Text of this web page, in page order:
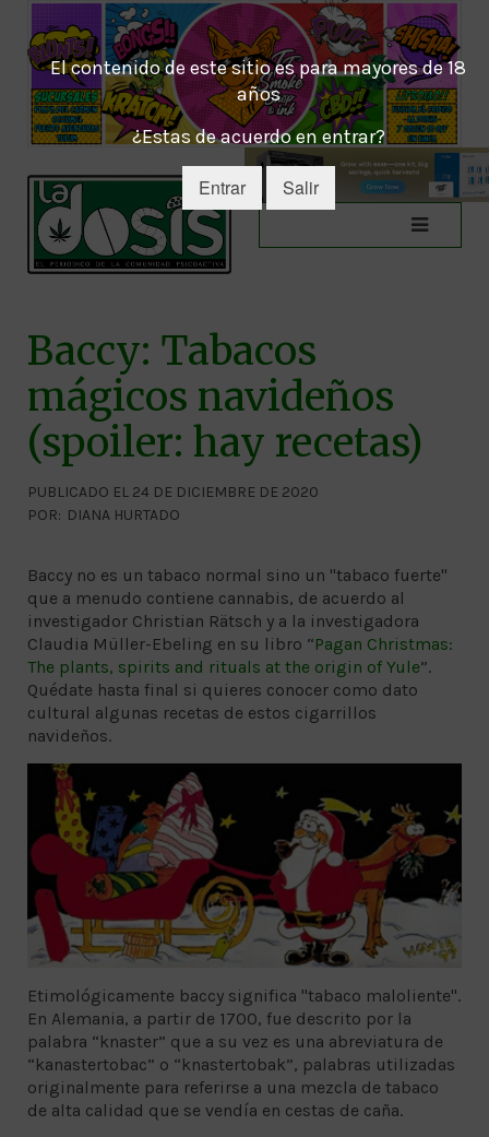
El contenido de este sitio es para mayores de 18
años
¿Estas de acuerdo en entrar?
Entrar Salir
Baccy: Tabacos
mágicos navideños
(spoiler: hay recetas)
PUBLICADO EL 24 DE DICIEMBRE DE 2020
POR: DIANA HURTADO
Baccy no es un tabaco normal sino un "tabaco fuerte"
que a menudo contiene cannabis, de acuerdo al
investigador Christian Rätsch y a la investigadora
Claudia Müller-Ebeling en su libro “Pagan Christmas:
The plants, spirits and rituals at the origin of Yule”.
Quédate hasta final si quieres conocer como dato
cultural algunas recetas de estos cigarrillos
navideños.
Etimológicamente baccy significa "tabaco maloliente".
En Alemania, a partir de 1700, fue descrito por la
palabra “knaster” que a su vez es una abreviatura de
“kanastertobac” o “knastertobak”, palabras utilizadas
originalmente para referirse a una mezcla de tabaco
de alta calidad que se vendía en cestas de caña.